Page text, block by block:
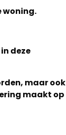
woning.
deze
maar ook
maakt op